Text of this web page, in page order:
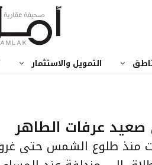
التمويل والاستثمار
صعيد عرفات الطاهر
منذ طلوع الشمس حتى